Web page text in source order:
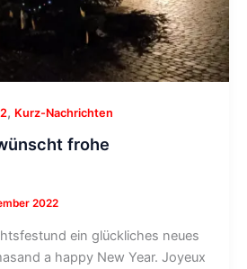
, Kurz-Nachrichten
frohe
2022
ein glückliches neues
a happy New Year. Joyeux